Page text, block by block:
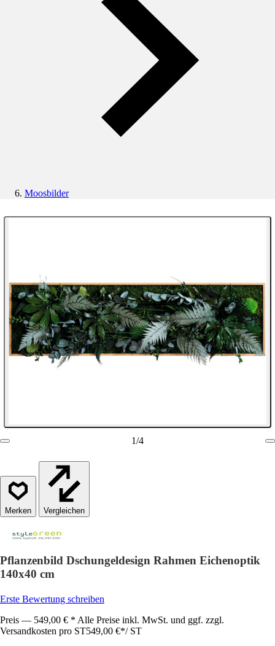
Moosbilder
1/4
Vergleichen
Pflanzenbild Dschungeldesign Rahmen Eichenoptik
140x40 cm
Erste Bewertung schreiben
Preis — 549,00 € * Alle Preise inkl. MwSt. und ggf. zzgl.
Versandkosten pro ST549,00 €*/ ST